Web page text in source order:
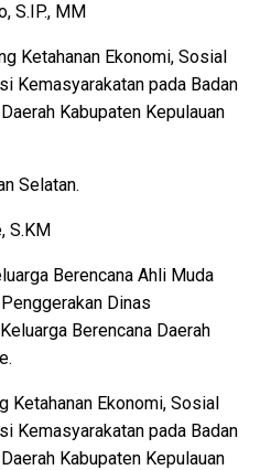
S.IP., MM
Ketahanan Ekonomi, Sosial
Kemasyarakatan pada Badan
Kabupaten Kepulauan
Selatan.
S.KM
Berencana Ahli Muda
Dinas
Berencana Daerah
Ketahanan Ekonomi, Sosial
Kemasyarakatan pada Badan
Kabupaten Kepulauan